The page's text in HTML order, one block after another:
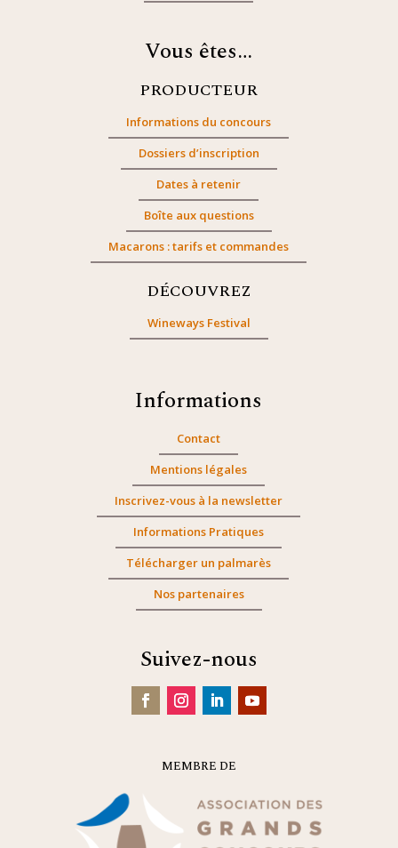
Vous êtes…
PRODUCTEUR
Informations du concours
Dossiers d’inscription
Dates à retenir
Boîte aux questions
Macarons : tarifs et commandes
DÉCOUVREZ
Wineways Festival
Informations
Contact
Mentions légales
Inscrivez-vous à la newsletter
Informations Pratiques
Télécharger un palmarès
Nos partenaires
Suivez-nous
MEMBRE DE